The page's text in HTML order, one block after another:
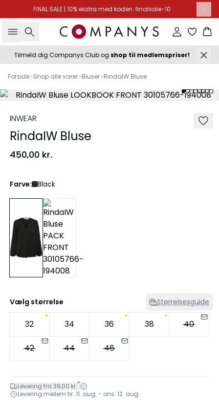
FINAL SALE | 10% ekstra med koden: finalsale-10
Søg Log ind
Tilmeld dig Companys Club og shop til medlemspriser!
Forside Shop alle varer Bluser RindaIW Bluse
INWEAR
RindaIW Bluse
450,00 kr.
Farve: Black
Vælg størrelse Størrelsesguide
32 34 36 38 40
42 44 46
Levering fra 39,00 kr.*
Levering mellem tir. 11. aug. - ons. 12. aug.